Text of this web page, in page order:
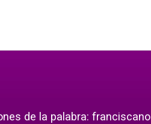
de la palabra: franciscano